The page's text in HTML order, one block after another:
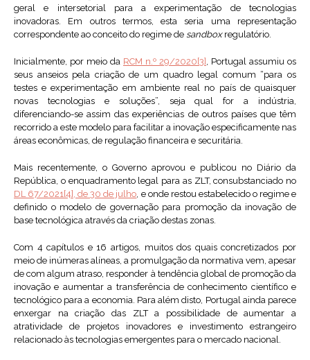
geral e intersetorial para a experimentação de tecnologias
inovadoras. Em outros termos, esta seria uma representação
correspondente ao conceito do regime de sandboxregulatório.
Inicialmente, por meio da RCM n.º 29/2020 [3] , Portugal assumiu os
seus anseios pela criação de um quadro legal comum “para os
testes e experimentação em ambiente real no país de quaisquer
novas tecnologias e soluções”, seja qual for a indústria,
diferenciando-se assim das experiências de outros países que têm
recorrido a este modelo para facilitar a inovação especificamente nas
áreas econômicas, de regulação financeira e securitária.
Mais recentemente, o Governo aprovou e publicou no Diário da
República, o enquadramento legal para as ZLT, consubstanciado no
DL 67/2021[4], de 30 de julho, e onde restou estabelecido o regime e
definido o modelo de governação para promoção da inovação de
base tecnológica através da criação destas zonas.
Com 4 capítulos e 16 artigos, muitos dos quais concretizados por
meio de inúmeras alíneas, a promulgação da normativa vem, apesar
de com algum atraso, responder à tendência global de promoção da
inovação e aumentar a transferência de conhecimento científico e
tecnológico para a economia. Para além disto, Portugal ainda parece
enxergar na criação das ZLT a possibilidade de aumentar a
atratividade de projetos inovadores e investimento estrangeiro
relacionado às tecnologias emergentes para o mercado nacional.